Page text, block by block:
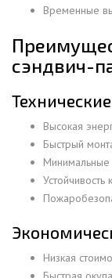
Временные
сэндвич-
Высокая
Быстрый
Минимальные
Низкая